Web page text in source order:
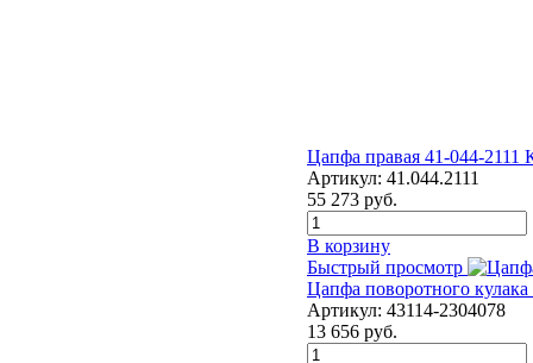
Цапфа правая 41-044-
Артикул: 41.044.2111
55 273 руб.
В корзину
Быстрый просмотр
Цапфа поворотного
Артикул: 43114-2304078
13 656 руб.